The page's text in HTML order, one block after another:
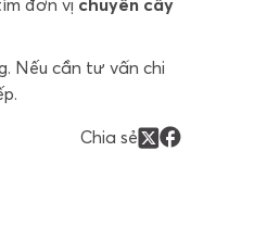
Nếu cần tư vấn chi
Chia sẻ